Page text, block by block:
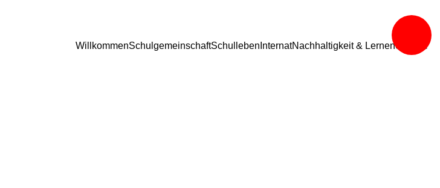
WillkommenSchulgemeinschaftSchulleben InternatNachhaltigkeit & LernenService